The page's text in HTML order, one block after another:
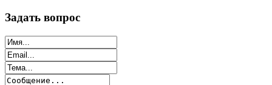
Задать вопрос